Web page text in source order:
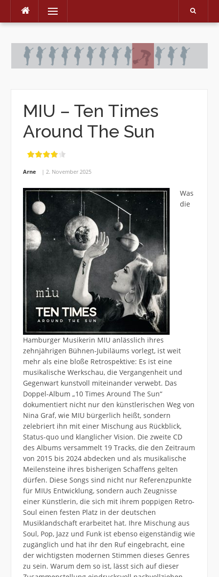
Skip
Menu
MIU – Ten Times
Around The Sun
Arne 2. November 2025
Was
die
Hamburger Musikerin MIU anlässlich ihres
zehnjährigen Bühnen-Jubiläums vorlegt, ist weit
mehr als eine bloße Retrospektive: Es ist eine
musikalische Werkschau, die Vergangenheit und
Gegenwart kunstvoll miteinander verwebt. Das
Doppel-Album „10 Times Around The Sun“
dokumentiert nicht nur den künstlerischen Weg von
Nina Graf, wie MIU bürgerlich heißt, sondern
zelebriert ihn mit einer Mischung aus Rückblick,
Status-quo und klanglicher Vision. Die zweite CD
des Albums versammelt 19 Tracks, die den Zeitraum
von 2015 bis 2024 abdecken und als musikalische
Meilensteine ihres bisherigen Schaffens gelten
dürfen. Diese Songs sind nicht nur Referenzpunkte
für MIUs Entwicklung, sondern auch Zeugnisse
einer Künstlerin, die sich mit ihrem poppigen Retro-
Soul einen festen Platz in der deutschen
Musiklandschaft erarbeitet hat. Ihre Mischung aus
Soul, Pop, Jazz und Funk ist ebenso eigenständig wie
zugänglich und hat ihr den Ruf eingebracht, eine
der wichtigsten modernen Stimmen dieses Genres
zu sein. Warum dem so ist, lässt sich auf dieser